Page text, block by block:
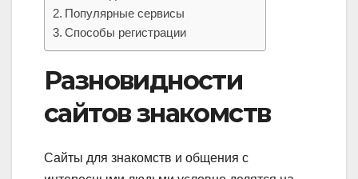
Популярные сервисы
Способы регистрации
Разновидности
сайтов знакомств
Сайты для знакомств и общения с